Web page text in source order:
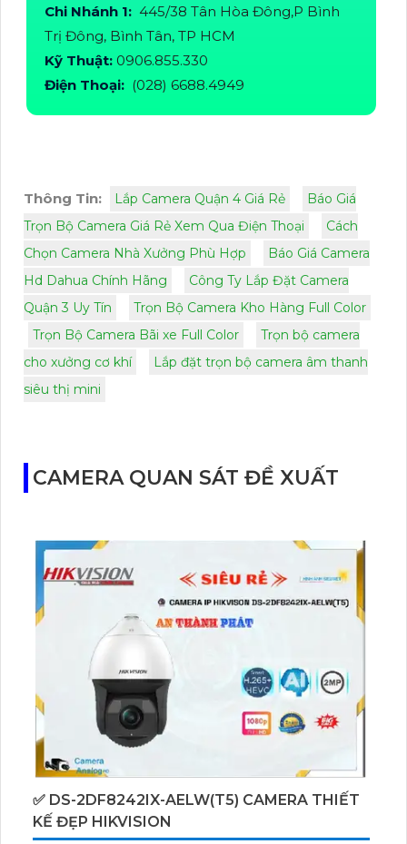
Chi Nhánh 1: 445/38 Tân Hòa Đông,P Bình
Trị Đông, Bình Tân, TP HCM
Kỹ Thuật: 0906.855.330
Điện Thoại: (028) 6688.4949
Thông Tin: Lắp Camera Quận 4 Giá Rẻ
Báo Giá
Trọn Bộ Camera Giá Rẻ Xem Qua Điện Thoại
Cách
Chọn Camera Nhà Xưởng Phù Hợp
Báo Giá Camera
Hd Dahua Chính Hãng
Công Ty Lắp Đặt Camera
Quận 3 Uy Tín
Trọn Bộ Camera Kho Hàng Full Color
Trọn Bộ Camera Bãi xe Full Color
Trọn bộ camera
cho xưởng cơ khí
Lắp đặt trọn bộ camera âm thanh
siêu thị mini
CAMERA QUAN SÁT ĐỀ XUẤT
✅ DS-2DF8242IX-AELW(T5) CAMERA THIẾT
KẾ ĐẸP HIKVISION